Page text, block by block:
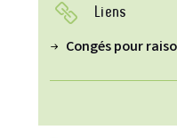
Liens
Congés pour